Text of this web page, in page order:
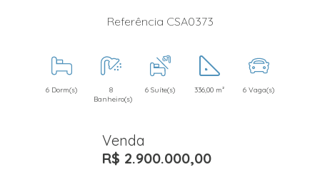
Referência CSA0373
6 Dorm(s)
8
Banheiro(s)
6 Suíte(s) 336,00 m² 6 Vaga(s)
Venda
R$ 2.900.000,00